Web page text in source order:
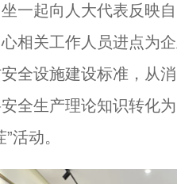
一起向人大代表反映
相关工作人员进点为
全设施建设标准，从
全生产理论知识转化
活动。